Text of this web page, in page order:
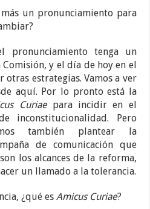
un pronunciamiento para
pronunciamiento tenga un
y el día de hoy en el
otras estrategias. Vamos a ver
aquí. Por lo pronto está la
Curiaepara incidir en el
inconstitucionalidad. Pero
también plantear la
de comunicación que
los alcances de la reforma,
un llamado a la tolerancia.
¿qué esAmicus Curiae?